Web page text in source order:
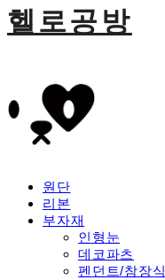
헬로공방
원단
리본
부자재
인형눈
데코파츠
펜던트/참장식